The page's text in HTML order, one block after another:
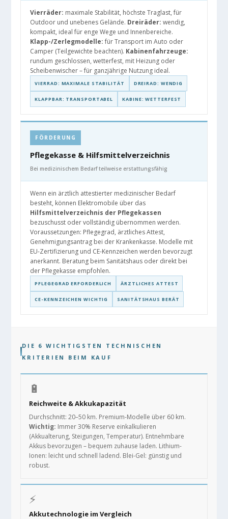
Vierräder: maximale Stabilität, höchste Traglast, für
Outdoor und unebenes Gelände. Dreiräder: wendig,
kompakt, ideal für enge Wege und Innenbereiche.
Klapp-/Zerlegmodelle: für Transport im Auto oder
Camper (Teilgewichte beachten). Kabinenfahrzeuge:
rundum geschlossen, wetterfest, mit Heizung oder
Scheibenwischer – für ganzjährige Nutzung ideal.
VIERRAD: MAXIMALE STABILITÄT DREIRAD: WENDIG
KLAPPBAR: TRANSPORTABEL KABINE: WETTERFEST
FÖRDERUNG
Pflegekasse & Hilfsmittelverzeichnis
Bei medizinischem Bedarf teilweise erstattungsfähig
Wenn ein ärztlich attestierter medizinischer Bedarf
besteht, können Elektromobile über das
Hilfsmittelverzeichnis der Pflegekassen
bezuschusst oder vollständig übernommen werden.
Voraussetzungen: Pflegegrad, ärztliches Attest,
Genehmigungsantrag bei der Krankenkasse. Modelle mit
EU-Zertifizierung und CE-Kennzeichen werden bevorzugt
anerkannt. Beratung beim Sanitätshaus oder direkt bei
der Pflegekasse empfohlen.
PFLEGEGRAD ERFORDERLICH ÄRZTLICHES ATTEST
CE-KENNZEICHEN WICHTIG SANITÄTSHAUS BERÄT
DIE 6 WICHTIGSTEN TECHNISCHEN
KRITERIEN BEIM KAUF
🔋
Reichweite & Akkukapazität
Durchschnitt: 20–50 km. Premium-Modelle über 60 km.
Wichtig: Immer 30% Reserve einkalkulieren
(Akkualterung, Steigungen, Temperatur). Entnehmbare
Akkus bevorzugen – bequem zuhause laden. Lithium-
Ionen: leicht und schnell ladend. Blei-Gel: günstig und
robust.
⚡
Akkutechnologie im Vergleich